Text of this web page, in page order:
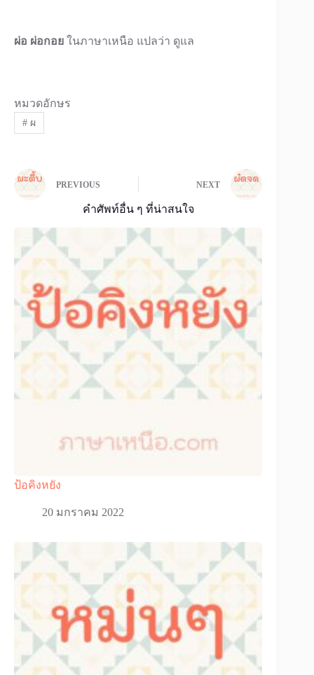
ผ่อ ผ่อกอย ในภาษาเหนือ แปลว่า ดูแล
หมวดอักษร
#ผ
PREVIOUS NEXT
คำศัพท์อื่น ๆ ที่น่าสนใจ
ป้อคิงหยัง
20 มกราคม 2022